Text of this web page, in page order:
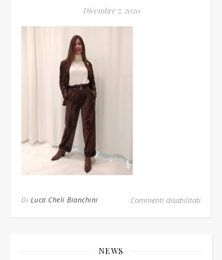
Dicembre 7, 2020
Di Luca Cheli Bianchini Commenti disabilitatisu
NEWS